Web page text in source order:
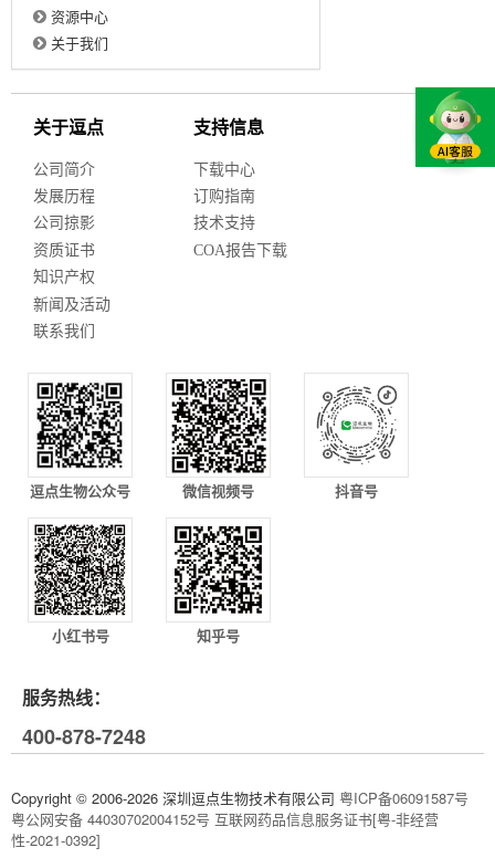
资源中心
关于我们
关于逗点
公司简介
发展历程
公司掠影
资质证书
知识产权
新闻及活动
联系我们
支持信息
下载中心
订购指南
技术支持
COA报告下载
逗点生物公众号 微信视频号 抖音号
小红书号 知乎号
服务热线：
400-878-7248
Copyright © 2006-2026 深圳逗点生物技术有限公司 粤ICP备06091587号
粤公网安备 44030702004152号 互联网药品信息服务证书[粤-非经营
性-2021-0392]